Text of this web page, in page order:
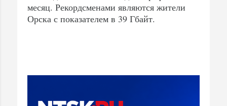
месяц. Рекордсменами являются жители
Орска с показателем в 39 Гбайт.